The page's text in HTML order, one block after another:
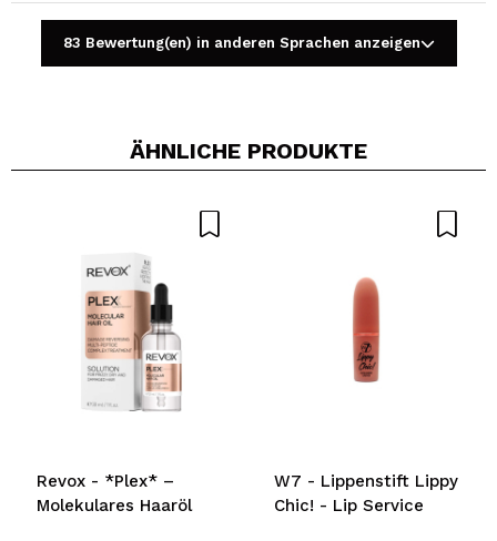
Ein Video oder Foto teilen
83 Bewertung(en) in anderen Sprachen anzeigen
ÄHNLICHE PRODUKTE
Revox - *Plex* –
Molekulares Haaröl
W7 - Lippenstift Lippy
Chic! - Lip Service